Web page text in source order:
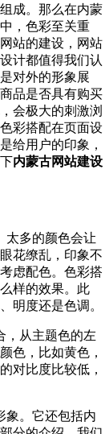
成。那么在内蒙
，色彩至关重
站的建设，网站
计都值得我们认
对外的形象展
品是否具有购买
会极大的刺激浏
彩搭配在页面设
给用户的印象，
内蒙古网站建设
太多的颜色会让
花缭乱，印象不
虑配色。色彩搭
样的效果。此
明度还是色调。
，从主题色的左
色，比如黄色，
对比度比较低，
象。它还包括内